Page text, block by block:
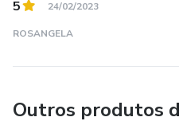
5 24/02/2023
ROSANGELA
Outros produtos